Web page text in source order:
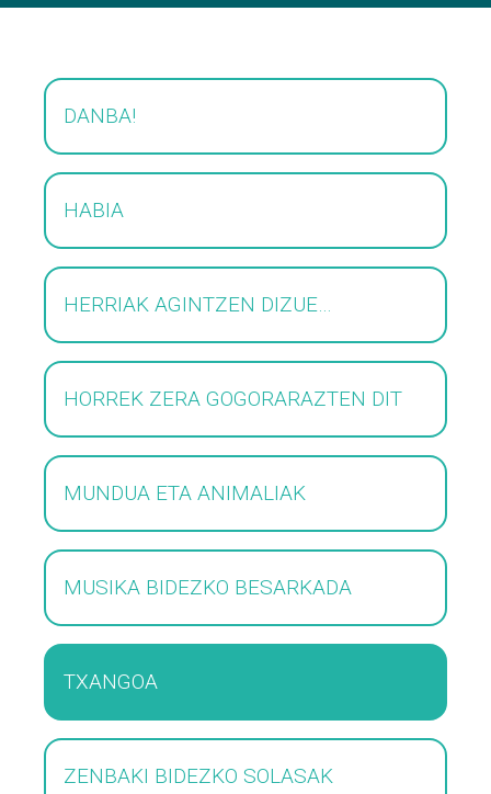
DANBA!
HABIA
HERRIAK AGINTZEN DIZUE…
HORREK ZERA GOGORARAZTEN DIT
MUNDUA ETA ANIMALIAK
MUSIKA BIDEZKO BESARKADA
TXANGOA
ZENBAKI BIDEZKO SOLASAK